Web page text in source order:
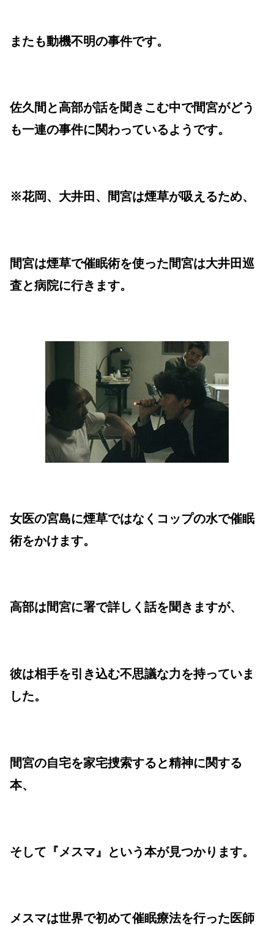
またも動機不明の事件です。
佐久間と高部が話を聞きこむ中で間宮がどう
も一連の事件に関わっているようです。
※花岡、大井田、間宮は煙草が吸えるため、
間宮は煙草で催眠術を使った間宮は大井田巡
査と病院に行きます。
女医の宮島に煙草ではなくコップの水で催眠
術をかけます。
高部は間宮に署で詳しく話を聞きますが、
彼は相手を引き込む不思議な力を持っていま
した。
間宮の自宅を家宅捜索すると精神に関する
本、
そして『メスマ』という本が見つかります。
メスマは世界で初めて催眠療法を行った医師